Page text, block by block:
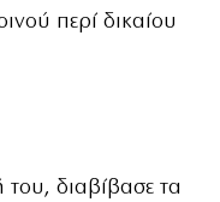
περί δικαίου
διαβίβασε τα